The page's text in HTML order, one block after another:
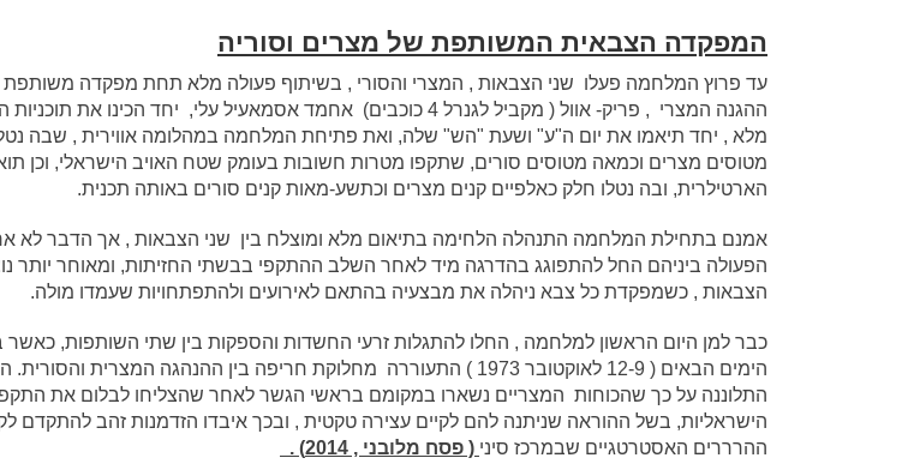
המפקדה הצבאית המשותפת של מצרים וסוריה
עד פרוץ המלחמה פעלו שני הצבאות , המצרי והסורי , בשיתוף פעולה מלא תחת מפקדה
ההגנה המצרי , פריק- אוול ( מקביל לגנרל 4 כוכבים) אחמד אסמאעיל עלי, יחד הכינו
מלא , יחד תיאמו את יום ה"ע" ושעת "הש" שלה, ואת פתיחת המלחמה במהלומה אווירית , שבה
מטוסים מצרים וכמאה מטוסים סורים, שתקפו מטרות חשובות בעומק שטח האויב הישראלי, וכן
הארטילרית, ובה נטלו חלק כאלפיים קנים מצרים וכתשע-מאות קנים סורים באותה תכנית.
אמנם בתחילת המלחמה התנהלה הלחימה בתיאום מלא ומוצלח בין שני הצבאות , אך הדבר לא
הפעולה ביניהם החל להתפוגג בהדרגה מיד לאחר השלב ההתקפי בבשתי החזיתות, ומאוחר יותר
הצבאות , כשמפקדת כל צבא ניהלה את מבצעיה בהתאם לאירועים ולהתפתחויות שעמדו מולה.
כבר למן היום הראשון למלחמה , החלו להתגלות זרעי החשדות והספקות בין שתי השותפות,
הימים הבאים ( 12-9 לאוקטובר 1973 ) התעוררה מחלוקת חריפה בין ההנהגה המצרית
התלוננה על כך שהכוחות המצריים נשארו במקומם בראשי הגשר לאחר שהצליחו לבלום את
הישראליות, בשל ההוראה שניתנה להם לקיים עצירה טקטית , ובכך איבדו הזדמנות זהב להתקדם
ההרררים האסטרטגיים שבמרכז סיני ( פסח מלובני , 2014) .